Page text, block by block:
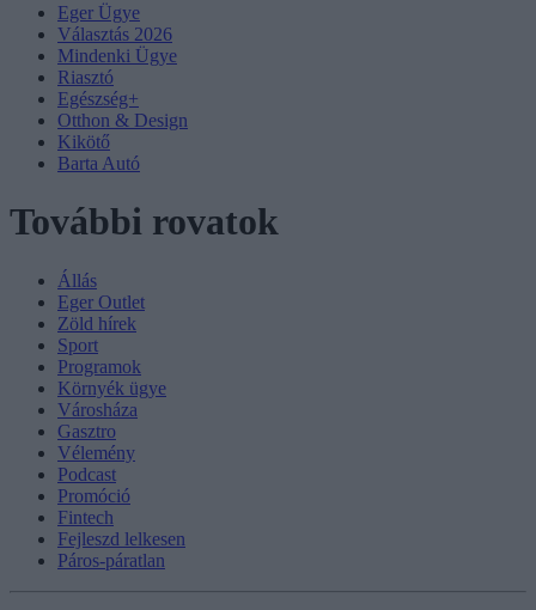
Eger Ügye
Választás 2026
Mindenki Ügye
Riasztó
Egészség+
Otthon & Design
Kikötő
Barta Autó
További rovatok
Állás
Eger Outlet
Zöld hírek
Sport
Programok
Környék ügye
Városháza
Gasztro
Vélemény
Podcast
Promóció
Fintech
Fejleszd lelkesen
Páros-páratlan